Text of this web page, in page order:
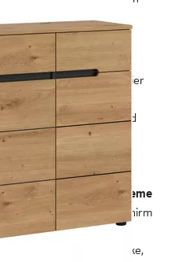
im
in den eigenen vier
und konzentriertes
auf Funktionalität und
für Computer, Monitor,
lässt sich die
sodass du eine
bequeme
auf den Bildschirm
schont Rücken und Gelenke,